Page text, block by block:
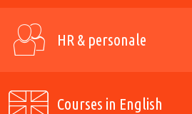
HR & personale
Courses in English